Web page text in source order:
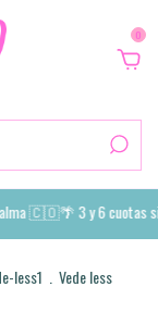
0
3 y 6 cuotas sin
less1
Vede less